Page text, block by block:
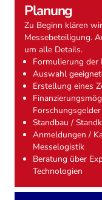
Planung
Zu Beginn klären
Messebeteiligung.
um alle Details.
Formulierung der
Auswahl
Erstellung eines
Forschungsgelder
Standbau /
Anmeldungen /
Messelogistik
Beratung über
Technologien